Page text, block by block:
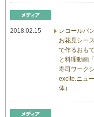
2018.02.15
レコールバ
お花見シー
で作るおも
と料理動画
寿司ワーク
excite.ニュ
体）